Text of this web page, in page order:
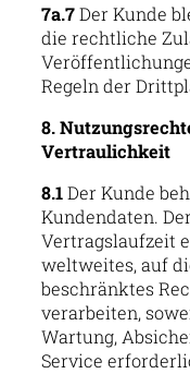
7a.7Der Kunde
die rechtliche
Regeln der
8.
Vertraulichkeit
8.1Der Kunde
Kundendaten.
Vertragslaufzeit
weltweites, auf
beschränktes
verarbeiten,
Wartung,
Service